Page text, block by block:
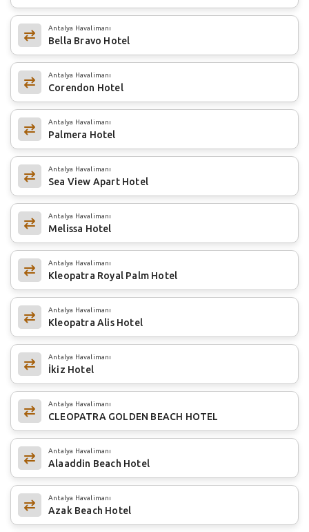
Antalya Havalimanı
Bella Bravo Hotel
Antalya Havalimanı
Corendon Hotel
Antalya Havalimanı
Palmera Hotel
Antalya Havalimanı
Sea View Apart Hotel
Antalya Havalimanı
Melissa Hotel
Antalya Havalimanı
Kleopatra Royal Palm Hotel
Antalya Havalimanı
Kleopatra Alis Hotel
Antalya Havalimanı
İkiz Hotel
Antalya Havalimanı
CLEOPATRA GOLDEN BEACH HOTEL
Antalya Havalimanı
Alaaddin Beach Hotel
Antalya Havalimanı
Azak Beach Hotel